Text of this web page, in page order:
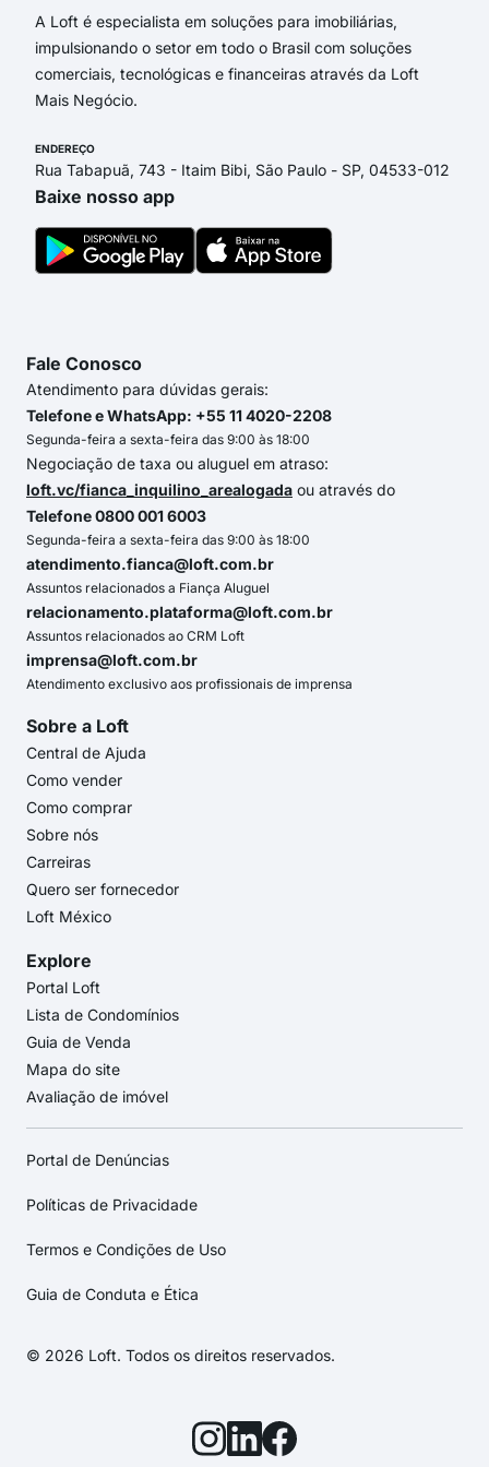
A Loft é especialista em soluções para imobiliárias,
impulsionando o setor em todo o Brasil com soluções
comerciais, tecnológicas e financeiras através da Loft
Mais Negócio.
ENDEREÇO
Rua Tabapuã, 743 - Itaim Bibi, São Paulo - SP, 04533-012
Baixe nosso app
Fale Conosco
Atendimento para dúvidas gerais:
Telefone e WhatsApp: +55 11 4020-2208
Segunda-feira a sexta-feira das 9:00 às 18:00
Negociação de taxa ou aluguel em atraso:
loft.vc/fianca_inquilino_arealogada ou através do
Telefone 0800 001 6003
Segunda-feira a sexta-feira das 9:00 às 18:00
atendimento.fianca@loft.com.br
Assuntos relacionados a Fiança Aluguel
relacionamento.plataforma@loft.com.br
Assuntos relacionados ao CRM Loft
imprensa@loft.com.br
Atendimento exclusivo aos profissionais de imprensa
Sobre a Loft
Central de Ajuda
Como vender
Como comprar
Sobre nós
Carreiras
Quero ser fornecedor
Loft México
Explore
Portal Loft
Lista de Condomínios
Guia de Venda
Mapa do site
Avaliação de imóvel
Portal de Denúncias
Políticas de Privacidade
Termos e Condições de Uso
Guia de Conduta e Ética
© 2026 Loft. Todos os direitos reservados.